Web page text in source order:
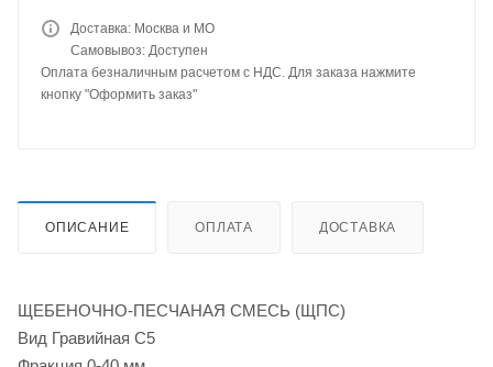
Доставка: Москва и МО
Самовывоз: Доступен
Оплата безналичным расчетом с НДС. Для заказа нажмите
кнопку "Оформить заказ"
ОПИСАНИЕ ОПЛАТА ДОСТАВКА
ЩЕБЕНОЧНО-ПЕСЧАНАЯ СМЕСЬ (ЩПС)
Вид Гравийная С5